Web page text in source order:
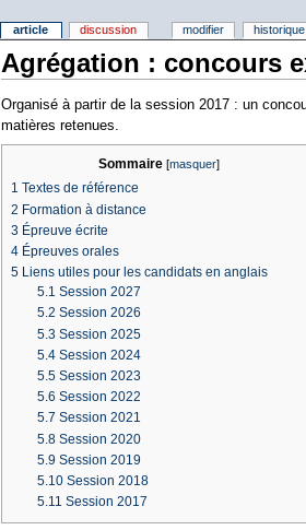
Agrégation : concours
Organisé à partir de la session 2017 : un
matières retenues.
Sommaire [masquer]
1 Textes de référence
2 Formation à distance
3 Épreuve écrite
4 Épreuves orales
5 Liens utiles pour les candidats en anglais
5.1 Session 2027
5.2 Session 2026
5.3 Session 2025
5.4 Session 2024
5.5 Session 2023
5.6 Session 2022
5.7 Session 2021
5.8 Session 2020
5.9 Session 2019
5.10 Session 2018
5.11 Session 2017
article discussion modifier historique